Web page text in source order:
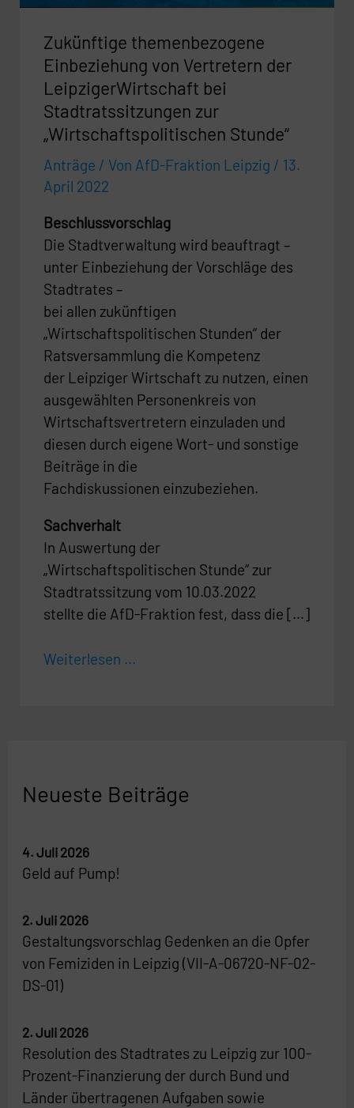
Zukünftige themenbezogene
Einbeziehung von Vertretern der
LeipzigerWirtschaft bei
Stadtratssitzungen zur
„Wirtschaftspolitischen Stunde“
Anträge / Von AfD-Fraktion Leipzig / 13.
April 2022
Beschlussvorschlag
Die Stadtverwaltung wird beauftragt –
unter Einbeziehung der Vorschläge des
Stadtrates –
bei allen zukünftigen
„Wirtschaftspolitischen Stunden“ der
Ratsversammlung die Kompetenz
der Leipziger Wirtschaft zu nutzen, einen
ausgewählten Personenkreis von
Wirtschaftsvertretern einzuladen und
diesen durch eigene Wort- und sonstige
Beiträge in die
Fachdiskussionen einzubeziehen.
Sachverhalt
In Auswertung der
„Wirtschaftspolitischen Stunde“ zur
Stadtratssitzung vom 10.03.2022
stellte die AfD-Fraktion fest, dass die […]
zur
„Wirtschaftspolitischen
Stunde“
Weiterlesen ...
Neueste Beiträge
Geld auf Pump!
4. Juli 2026
Gestaltungsvorschlag Gedenken an die Opfer
von Femiziden in Leipzig (VII-A-06720-NF-02-
DS-01)
2. Juli 2026
Resolution des Stadtrates zu Leipzig zur 100-
Prozent-Finanzierung der durch Bund und
Länder übertragenen Aufgaben sowie
2. Juli 2026